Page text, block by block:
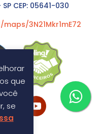
CEP: 05641-030
3N21Mkr1mE72
que
se